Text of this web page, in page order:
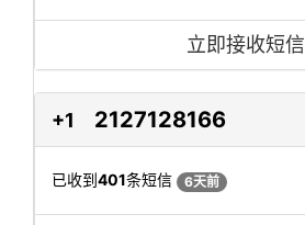
立即接收短信
+1 2127128166
已收到401条短信 6天前